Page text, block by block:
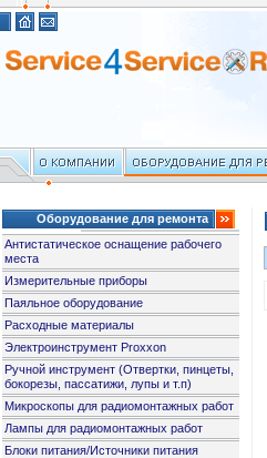
Оборудование для ремонта
Антистатическое оснащение рабочего
места
Измерительные приборы
Паяльное оборудование
Расходные материалы
Электроинструмент Proxxon
Ручной инструмент (Отвертки, пинцеты,
бокорезы, пассатижи, лупы и т.п)
Микроскопы для радиомонтажных работ
Лампы для радиомонтажных работ
Блоки питания/Источники питания